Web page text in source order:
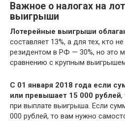
Важное о налогах на
выигрыши
Лотерейные выигрыши
составляет 13%, а для тех, кто
резидентом в РФ — 30%, но это
сравнению с крупным
С 01 января 2018 года если
или превышает 15 000 рублей,
при выплате выигрыша. Если
000 рублей, то вам нужно